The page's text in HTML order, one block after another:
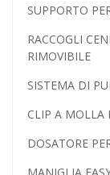
SUPPORTO
RACCOGLI
RIMOVIBILE
SISTEMA DI
CLIP A MOLLA
DOSATORE